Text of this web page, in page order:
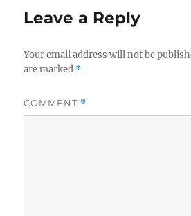
Leave a Reply
Your email address will not be
are marked *
COMMENT *